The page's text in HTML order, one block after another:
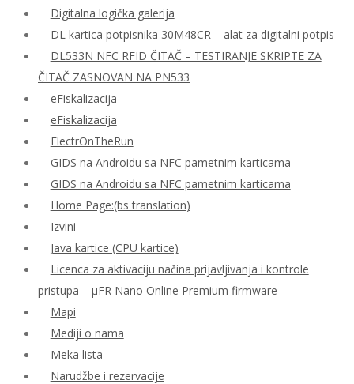
Digitalna logička galerija
DL kartica potpisnika 30M48CR – alat za digitalni potpis
DL533N NFC RFID ČITAČ – TESTIRANJE SKRIPTE ZA
ČITAČ ZASNOVAN NA PN533
eFiskalizacija
eFiskalizacija
ElectrOnTheRun
GIDS na Androidu sa NFC pametnim karticama
GIDS na Androidu sa NFC pametnim karticama
Home Page:(bs translation)
Izvini
Java kartice (CPU kartice)
Licenca za aktivaciju načina prijavljivanja i kontrole
pristupa – μFR Nano Online Premium firmware
Mapi
Mediji o nama
Meka lista
Narudžbe i rezervacije